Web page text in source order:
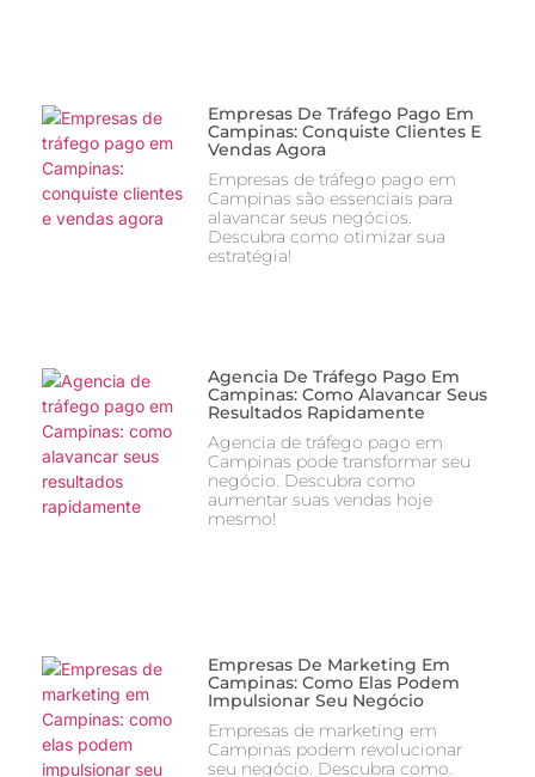
Empresas De Tráfego Pago Em
Campinas: Conquiste Clientes E
Vendas Agora
Empresas de tráfego pago em
Campinas são essenciais para
alavancar seus negócios.
Descubra como otimizar sua
estratégia!
Agencia De Tráfego Pago Em
Campinas: Como Alavancar Seus
Resultados Rapidamente
Agencia de tráfego pago em
Campinas pode transformar seu
negócio. Descubra como
aumentar suas vendas hoje
mesmo!
Empresas De Marketing Em
Campinas: Como Elas Podem
Impulsionar Seu Negócio
Empresas de marketing em
Campinas podem revolucionar
seu negócio. Descubra como.